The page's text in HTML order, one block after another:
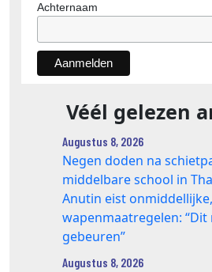
Achternaam
Véél gelezen
Augustus 8, 2026
Negen doden na
middelbare school in
Anutin eist
wapenmaatregelen:
gebeuren”
Augustus 8, 2026